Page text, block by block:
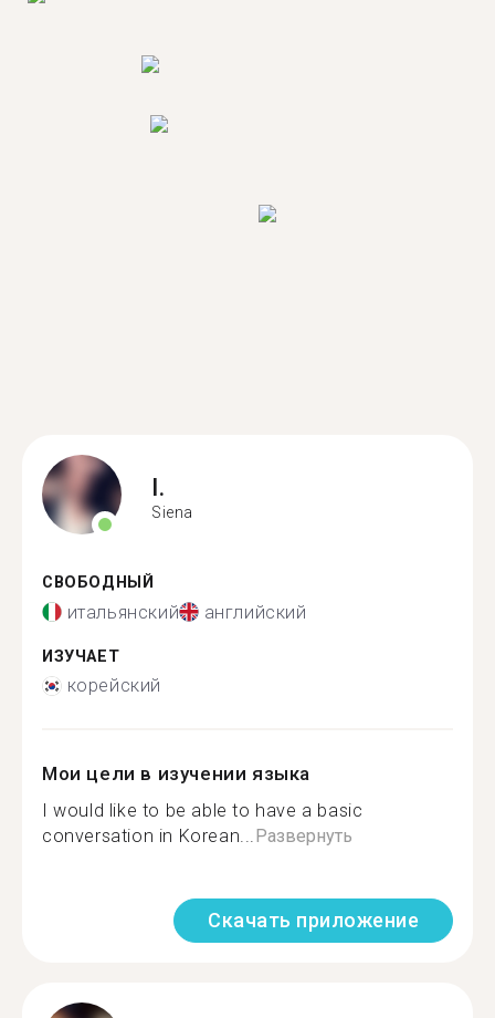
I.
Siena
СВОБОДНЫЙ
итальянский английский
ИЗУЧАЕТ
корейский
Мои цели в изучении языка
I would like to be able to have a basic
conversation in Korean...Развернуть
Скачать приложение